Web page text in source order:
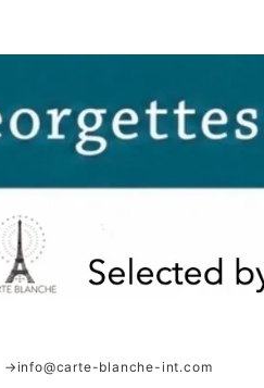
→info@carte-blanche-int.com